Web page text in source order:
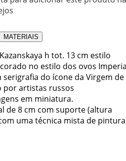
MATERIAIS
h tot. 13 cm estilo
no estilo dos ovos
do ícone da Virgem de
por artistas russos
em miniatura.
de 8 cm com suporte (altura
uma técnica mista de pintura